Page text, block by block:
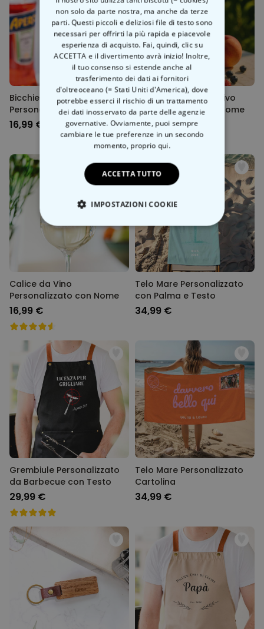
Bicchiere Spritz Aperol
Personalizzato con Annata
16,99 €
Bicchiere per l’Aperitivo
Personalizzato con Nome
16,99 €
Calice da Vino
Personalizzato con Nome
16,99 €
Telo Mare Personalizzato
con Palma e Testo
34,99 €
Grembiule Personalizzato
da Barbecue con Testo
29,99 €
Telo Mare Personalizzato
Cartolina
34,99 €
non solo da parte nostra, ma anche da terze
parti. Questi piccoli e deliziosi file di testo sono
necessari per offrirti la più rapida e piacevole
esperienza di acquisto. Fai, quindi, clic su
ACCETTA e il divertimento avrà inizio! Inoltre,
il tuo consenso si estende anche al
trasferimento dei dati ai fornitori
d'oltreoceano (= Stati Uniti d'America), dove
potrebbe esserci il rischio di un trattamento
dei dati inosservato da parte delle agenzie
governative. Ovviamente, puoi sempre
cambiare le tue preferenze in un secondo
momento, proprio qui.
ACCETTA TUTTO
IMPOSTAZIONI COOKIE
STRETTAMENTE NECESSARIO
PRESTAZIONI
NON CLASSIFICATO